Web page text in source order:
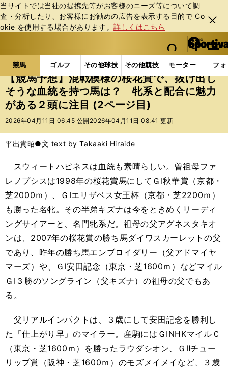
当サイトでは当社の提携先等がお客様のニーズ等について調
査・分析したり、お客様にお勧めの広告を表⽰する⽬的で Co
okie を使⽤する場合があります。詳しくはこちら
閉じ
る
web Sportiva (webスポルティーバ)
検索
マイペ
ー
ジ
メニュ
競馬 ゴルフ その他球技 その他競技 モーター フ
b
ス
ポ
ル
テ
ー
バ
競馬の記事一覧 競馬 【競馬予想】混戦模様の桜花
【競馬予想】混戦模様の桜花賞で、抜け出し
そうな血統を持つ馬は？ 牝系と配合に魅力
がある２頭に注目 (2ページ目)
2026年04月11日 06:45 公開 2026年04月11日 08:41 更新
平出貴昭●文 text by Takaaki Hiraide
スウィートハピネスは血統も素晴らしい。曽祖母ファ
レノプシスは1998年の桜花賞馬にしてＧⅠ秋華賞（京都・
芝2000ｍ）、ＧⅠエリザベス女王杯（京都・芝2200ｍ）
も勝った名牝。その半弟キズナは今をときめくリーディ
ングサイアーと、名門牝系だ。祖母の父アグネスタキオ
ンは、2007年の桜花賞の勝ち馬ダイワスカーレットの父
であり、昨年の勝ち馬エンブロイダリー（父アドマイヤ
マーズ）や、ＧⅠ安田記念（東京・芝1600ｍ）などマイル
ＧⅠ３勝のソングライン（父キズナ）の祖母の父でもあ
る。
父リアルインパクトは、３歳にして安田記念を勝利し
た「仕上がり早」のマイラー。産駒にはＧⅠNHKマイルＣ
（東京・芝1600ｍ）を勝ったラウダシオン、ＧⅡチュー
リップ賞（阪神・芝1600ｍ）のモズメイメイなど、３歳